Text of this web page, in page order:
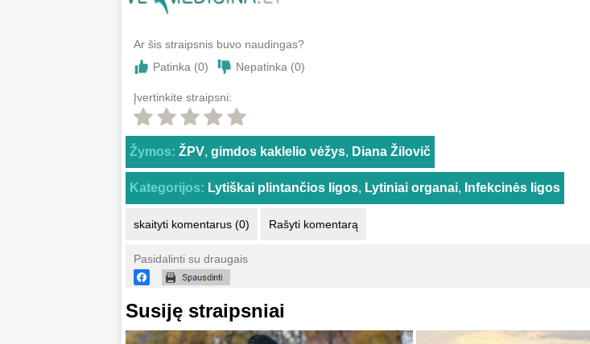
Ar šis straipsnis buvo naudingas?
Patinka (0) Nepatinka (0)
Įvertinkite straipsni:
Žymos: ŽPV, gimdos kaklelio vėžys, Diana Žilovič
Kategorijos: Lytiškai plintančios ligos, Lytiniai organai, Infekcinės ligos
skaityti komentarus (0) Rašyti komentarą
Pasidalinti su draugais
Susiję straipsniai